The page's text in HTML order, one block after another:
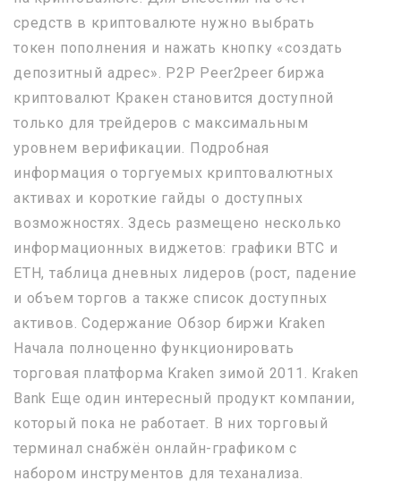
средств в криптовалюте нужно выбрать
токен пополнения и нажать кнопку «создать
депозитный адрес». P2P Peer2peer биржа
криптовалют Кракен становится доступной
только для трейдеров с максимальным
уровнем верификации. Подробная
информация о торгуемых криптовалютных
активах и короткие гайды о доступных
возможностях. Здесь размещено несколько
информационных виджетов: графики BTC и
ETH, таблица дневных лидеров (рост, падение
и объем торгов а также список доступных
активов. Содержание Обзор биржи Kraken
Начала полноценно функционировать
торговая платформа Kraken зимой 2011. Kraken
Bank Еще один интересный продукт компании,
который пока не работает. В них торговый
терминал снабжён онлайн-графиком с
набором инструментов для теханализа.